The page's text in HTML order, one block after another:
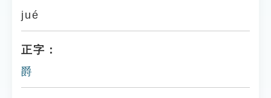
jué
正字：
爵